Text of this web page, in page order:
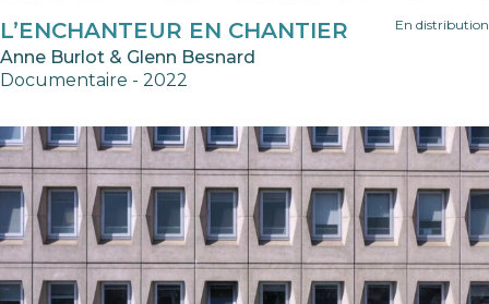
En distribution
L’ENCHANTEUR EN CHANTIER
Anne Burlot & Glenn Besnard
Documentaire - 2022